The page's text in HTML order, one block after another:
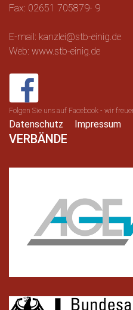
Fax: 02651 705879- 9
E-mail: kanzlei@stb-einig.de
Web: www.stb-einig.de
Folgen Sie uns auf Facebook - wir
Datenschutz Impressum
VERBÄNDE